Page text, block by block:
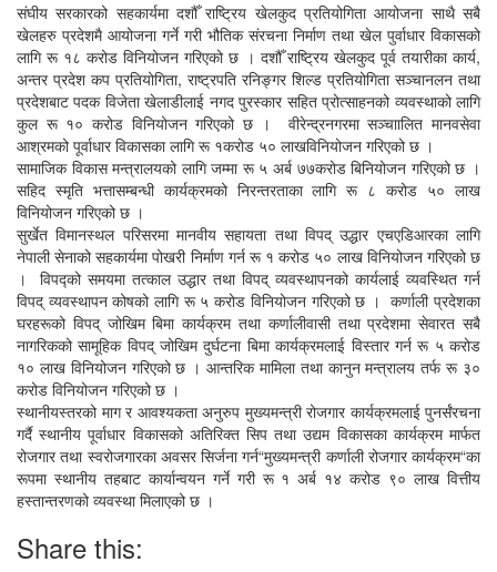
संघीय सरकारको सहकार्यमा दशौँ राष्ट्रिय खेलकुद प्रतियोगिता आयोजना साथै सबै
खेलहरु प्रदेशमै आयोजना गर्ने गरी भौतिक संरचना निर्माण तथा खेल पुर्वाधार विकासको
लागि रू १८ करोड विनियोजन गरिएको छ । दशौँ राष्ट्रिय खेलकुद पूर्व तयारीका कार्य,
अन्तर प्रदेश कप प्रतियोगिता, राष्ट्रपति रनिङ्गर शिल्ड प्रतियोगिता सञ्चानलन तथा
प्रदेशबाट पदक विजेता खेलाडीलाई नगद पुरस्कार सहित प्रोत्साहनको व्यवस्थाको लागि
कुल रू १० करोड विनियोजन गरिएको छ । वीरेन्द्रनगरमा सञ्चाालित मानवसेवा
आश्रमको पूर्वाधार विकासका लागि रू १करोड ५० लाखविनियोजन गरिएको छ ।
सामाजिक विकास मन्त्रालयको लागि जम्मा रू ५ अर्ब ७७करोड बिनियोजन गरिएको छ ।
सहिद स्मृति भत्तासम्बन्धी कार्यक्रमको निरन्तरताका लागि रू ८ करोड ५० लाख
विनियोजन गरिएको छ ।
सुर्खेत विमानस्थल परिसरमा मानवीय सहायता तथा विपद् उद्धार एचएडिआरका लागि
नेपाली सेनाको सहकार्यमा पोखरी निर्माण गर्न रू १ करोड ५० लाख विनियोजन गरिएको छ
। विपद्को समयमा तत्काल उद्धार तथा विपद् व्यवस्थापनको कार्यलाई व्यवस्थित गर्न
विपद् व्यवस्थापन कोषको लागि रू ५ करोड विनियोजन गरिएको छ । कर्णाली प्रदेशका
घरहरूको विपद् जोखिम बिमा कार्यक्रम तथा कर्णालीवासी तथा प्रदेशमा सेवारत सबै
नागरिकको सामूहिक विपद् जोखिम दुर्घटना बिमा कार्यक्रमलाई विस्तार गर्न रू ५ करोड
१० लाख विनियोजन गरिएको छ । आन्तरिक मामिला तथा कानुन मन्त्रालय तर्फ रू ३०
करोड विनियोजन गरिएको छ ।
स्थानीयस्तरको माग र आवश्यकता अनुरुप मुख्यमन्त्री रोजगार कार्यक्रमलाई पुनर्संरचना
गर्दै स्थानीय पूर्वाधार विकासको अतिरिक्त सिप तथा उद्यम विकासका कार्यक्रम मार्फत
रोजगार तथा स्वरोजगारका अवसर सिर्जना गर्न“मुख्यमन्त्री कर्णाली रोजगार कार्यक्रम“का
रूपमा स्थानीय तहबाट कार्यान्वयन गर्ने गरी रू १ अर्ब १४ करोड ९० लाख वित्तीय
हस्तान्तरणको व्यवस्था मिलाएको छ ।
Share this: